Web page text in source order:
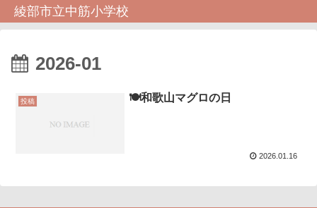
綾部市立中筋小学校
2026-01
投稿 🍽️和歌山マグロの日
2026.01.16